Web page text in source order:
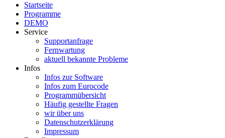
Startseite
Programme
DEMO
Service
Supportanfrage
Fernwartung
aktuell bekannte Probleme
Infos
Infos zur Software
Infos zum Eurocode
Programmübersicht
Häufig gestellte Fragen
wir über uns
Datenschutzerklärung
Impressum